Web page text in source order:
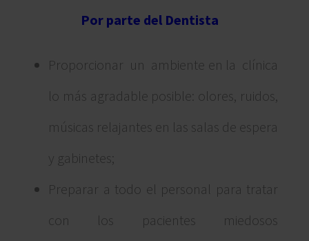
Por parte del Dentista
Proporcionar un ambiente en la clínica
lo más agradable posible: olores, ruidos,
músicas relajantes en las salas de espera
y gabinetes;
Preparar a todo el personal para tratar
con los pacientes miedosos